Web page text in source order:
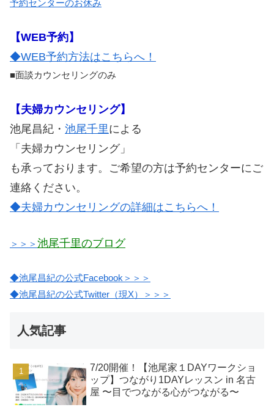
予約センターのお休み
【WEB予約】
◆WEB予約方法はこちらへ！
■面談カウンセリングのみ
【夫婦カウンセリング】
池尾昌紀・ 池尾千里による
「夫婦カウンセリング」
も承っております。ご希望の方は予約センターにご
連絡ください。
◆夫婦カウンセリングの詳細はこちらへ！
＞＞＞ 池尾千里のブログ
◆池尾昌紀の公式Facebook＞＞＞
◆池尾昌紀の公式Twitter（現X）＞＞＞
人気記事
7/20開催！【池尾家１DAYワークショ
ップ】つながり1DAYレッスン in 名古
屋 〜目でつながる心がつながる〜